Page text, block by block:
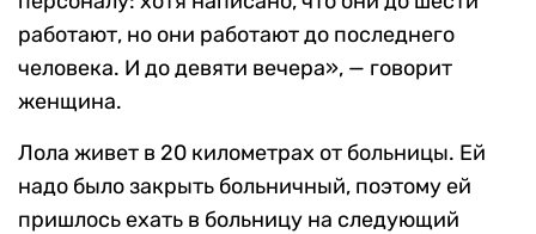
работают, но они работают до последнего
человека. И до девяти вечера», — говорит
женщина.
Лола живет в 20 километрах от больницы. Ей
надо было закрыть больничный, поэтому ей
пришлось ехать в больницу на следующий